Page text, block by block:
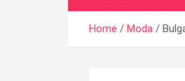
Home Moda